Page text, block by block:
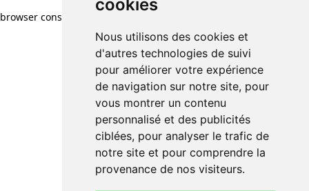
cookies
Nous utilisons des cookies et
d'autres technologies de suivi
pour améliorer votre expérience
de navigation sur notre site, pour
vous montrer un contenu
personnalisé et des publicités
ciblées, pour analyser le trafic de
notre site et pour comprendre la
provenance de nos visiteurs.
browser console for more information)